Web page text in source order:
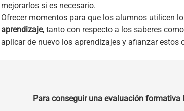
mejorarlos si es necesario.
Ofrecer momentos para que los alumnos utilicen
aprendizaje, tanto con respecto a los saberes
aplicar de nuevo los aprendizajes y afianzar estos
Para conseguir una evaluación